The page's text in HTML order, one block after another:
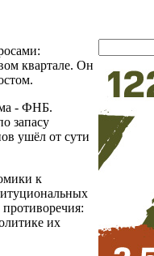
квартале. Он
- ФНБ.
запасу
ушёл от сути
к
их